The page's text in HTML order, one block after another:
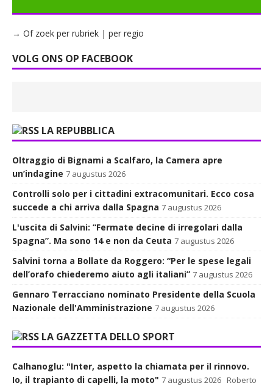
→ Of zoek per rubriek | per regio
VOLG ONS OP FACEBOOK
LA REPUBBLICA
Oltraggio di Bignami a Scalfaro, la Camera apre
un’indagine 7 augustus 2026
Controlli solo per i cittadini extracomunitari. Ecco cosa
succede a chi arriva dalla Spagna 7 augustus 2026
L'uscita di Salvini: “Fermate decine di irregolari dalla
Spagna”. Ma sono 14 e non da Ceuta 7 augustus 2026
Salvini torna a Bollate da Roggero: “Per le spese legali
dell’orafo chiederemo aiuto agli italiani” 7 augustus 2026
Gennaro Terracciano nominato Presidente della Scuola
Nazionale dell'Amministrazione 7 augustus 2026
LA GAZZETTA DELLO SPORT
Calhanoglu: "Inter, aspetto la chiamata per il rinnovo.
Io, il trapianto di capelli, la moto" 7 augustus 2026 Roberto